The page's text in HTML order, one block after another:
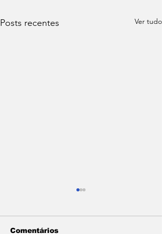
Posts recentes Ver tudo
Comentários